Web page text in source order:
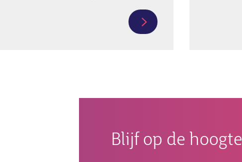
Meer
gewenste
baby
Blijf op de hoogte